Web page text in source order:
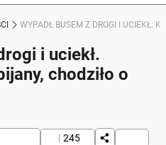
WYPADŁ BUSEM Z DROGI I UCIEKŁ.
i uciekł.
chodziło o
245